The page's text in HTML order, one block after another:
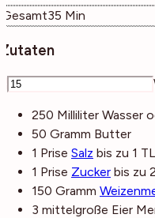
Gesamt35 Minuten
Min
Zutaten
250 Milliliter Wasser
50 Gramm Butter
1 Prise Salz bis zu 1
1 Prise Zucker bis zu
150 Gramm
3 mittelgroße Eier